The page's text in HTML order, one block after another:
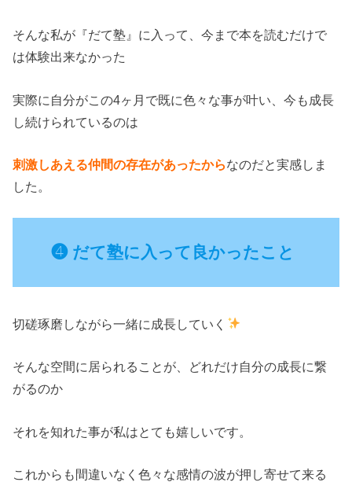
そんな私が『だて塾』に入って、今まで本を読むだけで
は体験出来なかった
実際に自分がこの4ヶ月で既に色々な事が叶い、今も成長
し続けられているのは
刺激しあえる仲間の存在があったからなのだと実感しま
した。
❹ だて塾に入って良かったこと
切磋琢磨しながら一緒に成長していく
そんな空間に居られることが、どれだけ自分の成長に繋
がるのか
それを知れた事が私はとても嬉しいです。
これからも間違いなく色々な感情の波が押し寄せて来る